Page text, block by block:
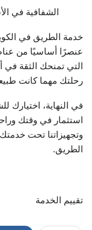
الشفافية في
خدمة الطريق في
عنصرًا أساسيًا من
التي تمنحك الثقة
رحلتك مهما كانت
في النهاية، اختيارك
استثمار في وقتك
وتجهيزاتنا تحت
الطريق.
تقييم الخدمة